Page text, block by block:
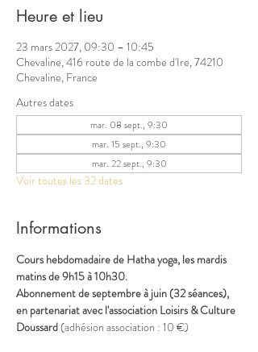
Heure et lieu
23 mars 2027, 09:30 – 10:45
Chevaline, 416 route de la combe d'Ire, 74210
Chevaline, France
Autres dates
mar. 08 sept., 9:30
mar. 15 sept., 9:30
mar. 22 sept., 9:30
Voir toutes les 32 dates
Informations
Cours hebdomadaire de Hatha yoga, les mardis
matins de 9h15 à 10h30.
Abonnement de septembre à juin (32 séances),
en partenariat avec l'association Loisirs & Culture
Doussard (adhésion association : 10 €)